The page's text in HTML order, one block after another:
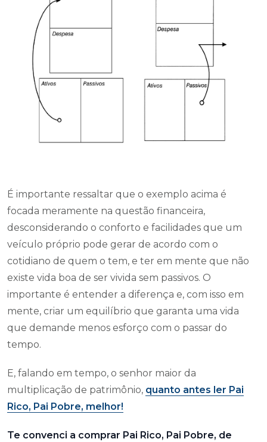
É importante ressaltar que o exemplo acima é
focada meramente na questão financeira,
desconsiderando o conforto e facilidades que um
veículo próprio pode gerar de acordo com o
cotidiano de quem o tem, e ter em mente que não
existe vida boa de ser vivida sem passivos. O
importante é entender a diferença e, com isso em
mente, criar um equilíbrio que garanta uma vida
que demande menos esforço com o passar do
tempo.
E, falando em tempo, o senhor maior da
multiplicação de patrimônio, quanto antes ler Pai
Rico, Pai Pobre, melhor!
Te convenci a comprar Pai Rico, Pai Pobre, de